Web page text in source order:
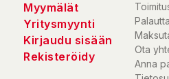
Myymälät
Yritysmyynti
Kirjaudu sisään
Rekisteröidy
Ota
Anna